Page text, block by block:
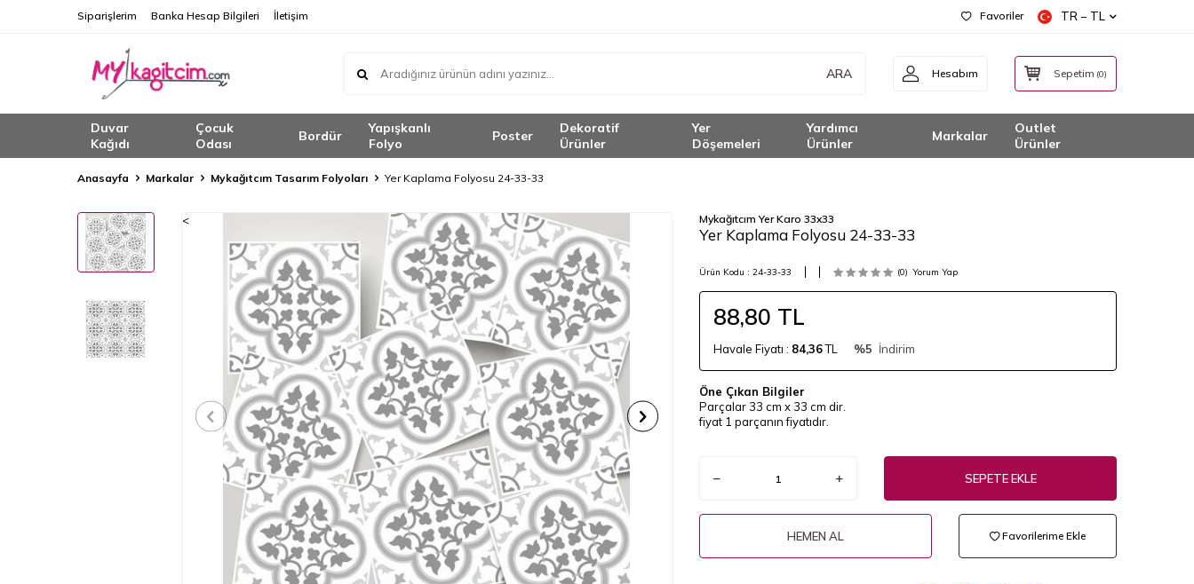
Siparişlerim Banka Hesap Bilgileri İletişim Favoriler TR − TL
ARA Hesabım Sepetim (0)
Duvar
Kağıdı
Çocuk
Odası
Bordür
Yapışkanlı
Folyo
Poster
Dekoratif
Ürünler
Yer
Döşemeleri
Yardımcı
Ürünler
Markalar
Outlet
Ürünler
Anasayfa Markalar Mykağıtcım Tasarım Folyoları Yer Kaplama Folyosu 24-33-33
< Mykağıtcım Yer Karo 33x33
Yer Kaplama Folyosu 24-33-33
Ürün Kodu : 24-33-33 (0) Yorum Yap
88,80 TL
Havale Fiyatı : 84,36TL %5 İndirim
Öne Çıkan Bilgiler
Parçalar 33 cm x 33 cm dir.
fiyat 1 parçanın fiyatıdır.
SEPETE EKLE
HEMEN AL Favorilerime Ekle